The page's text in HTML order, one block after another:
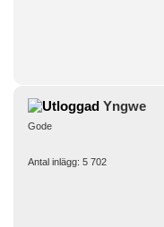
Yngwe
Gode
Antal inlägg: 5 702